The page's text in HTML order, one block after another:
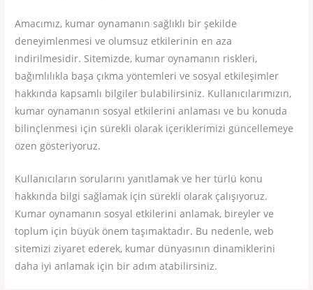
Amacımız, kumar oynamanın sağlıklı bir şekilde
deneyimlenmesi ve olumsuz etkilerinin en aza
indirilmesidir. Sitemizde, kumar oynamanın riskleri,
bağımlılıkla başa çıkma yöntemleri ve sosyal etkileşimler
hakkında kapsamlı bilgiler bulabilirsiniz. Kullanıcılarımızın,
kumar oynamanın sosyal etkilerini anlaması ve bu konuda
bilinçlenmesi için sürekli olarak içeriklerimizi güncellemeye
özen gösteriyoruz.
Kullanıcıların sorularını yanıtlamak ve her türlü konu
hakkında bilgi sağlamak için sürekli olarak çalışıyoruz.
Kumar oynamanın sosyal etkilerini anlamak, bireyler ve
toplum için büyük önem taşımaktadır. Bu nedenle, web
sitemizi ziyaret ederek, kumar dünyasının dinamiklerini
daha iyi anlamak için bir adım atabilirsiniz.